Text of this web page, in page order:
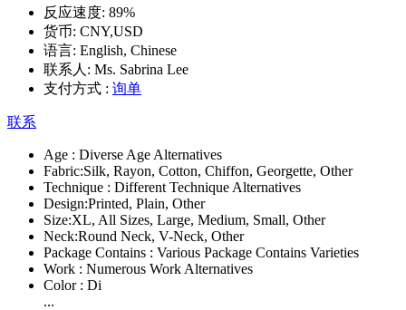
反应速度: 89%
货币: CNY,USD
语言: English, Chinese
联系人: Ms. Sabrina Lee
支付方式 : 询单
联系
Age : Diverse Age Alternatives
Fabric:Silk, Rayon, Cotton, Chiffon, Georgette, Other
Technique : Different Technique Alternatives
Design:Printed, Plain, Other
Size:XL, All Sizes, Large, Medium, Small, Other
Neck:Round Neck, V-Neck, Other
Package Contains : Various Package Contains Varieties
Work : Numerous Work Alternatives
Color : Di
...